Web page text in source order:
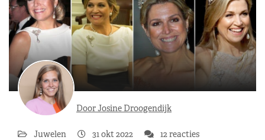
Door Josine Droogendijk
Juwelen 31 okt 2022 12 reacties